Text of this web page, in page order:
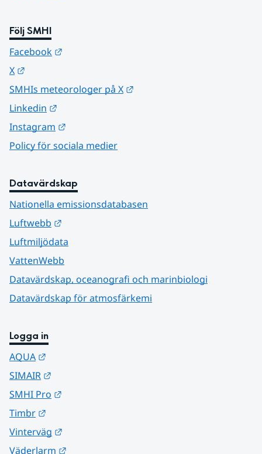
Följ SMHI
Facebook
X
SMHIs meteorologer på X
Linkedin
Instagram
Policy för sociala medier
Datavärdskap
Nationella emissionsdatabasen
Luftwebb
Luftmiljödata
VattenWebb
Datavärdskap, oceanografi och marinbiologi
Datavärdskap för atmosfärkemi
Logga in
AQUA
SIMAIR
SMHI Pro
Timbr
Vinterväg
Väderlarm